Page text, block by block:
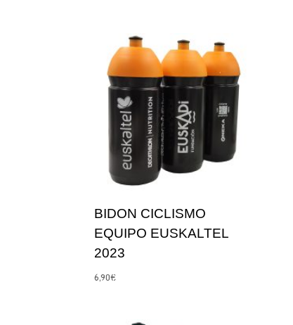
BIDON CICLISMO
EQUIPO EUSKALTEL
2023
6,90€